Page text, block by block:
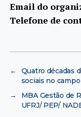
Email do
Telefone de
←
Quatro décadas
sociais no campo
→
MBA Gestão de
UFRJ/ PEP/